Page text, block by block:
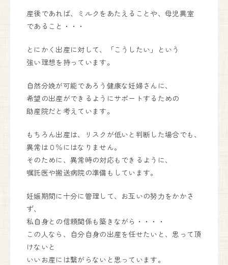
産後であれば、ミルクをあたえることや、母児異室
であること・・・
とにかく出産に対して、「こうしたい」という
強い理想を持っています。
自然分娩が可能であろう健康な妊婦さんに、
希望の出産ができるようにサポートするための
助産院だと考えています。
もちろん出産は、リスクが低いと判断した場合でも、
異常は０％にはなりません。
そのために、異常時の対応もできるように、
嘱託医や搬送病院の準備もしています。
妊娠期間に十分に管理して、お互いの努力をかかさ
ず、
私自身との信頼関係も築きながら・・・・
この人なら、自分自身の出産を任せたいと、思って頂
けないと
いいお産には繋がらないと思っています。
側道沿いの看板が目印になります。
Google Maps
妊婦健康診査助成券をお使いいただけます。
フォームからお問い合わせはこちら
お問い合わせフォーム
090-6669-7779